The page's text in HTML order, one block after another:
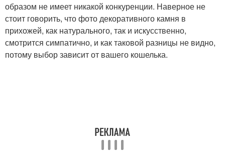
образом не имеет никакой конкуренции. Наверное не
стоит говорить, что фото декоративного камня в
прихожей, как натурального, так и искусственно,
смотрится симпатично, и как таковой разницы не видно,
потому выбор зависит от вашего кошелька.